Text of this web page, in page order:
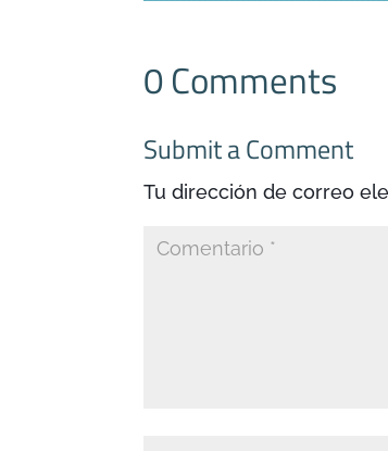
0 Comments
Submit a Comment
Tu dirección de correo